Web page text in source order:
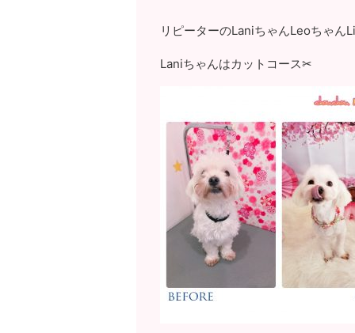
リピーターのLaniちゃんLeoちゃん
Laniちゃんはカットコース✂